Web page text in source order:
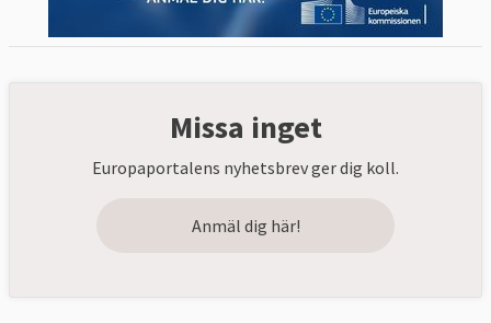
Missa inget
Europaportalens nyhetsbrev ger dig koll.
Anmäl dig här!